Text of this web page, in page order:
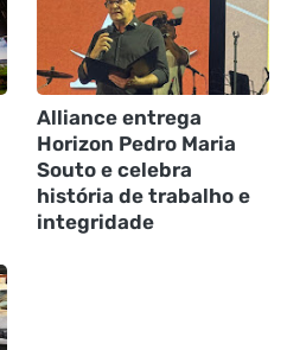
Alliance entrega
Horizon Pedro Maria
Souto e celebra
história de trabalho e
integridade